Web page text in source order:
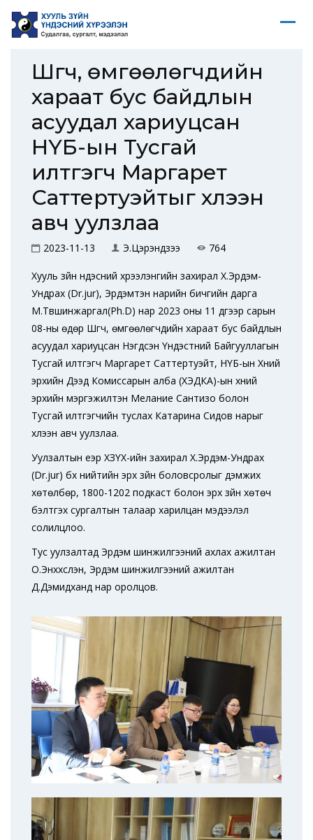
Шүүгч, өмгөөлөгчдийн
хараат бус байдлын
асуудал хариуцсан
НҮБ-ын Тусгай
илтгэгч Маргарет
Саттертуэйтыг хүлээн
авч уулзлаа
2023-11-13 Э.Цэрэндүзээ 764
Хууль зүйн үндэсний хүрээлэнгийн захирал Х.Эрдэм-
Ундрах (Dr.jur), Эрдэмтэн нарийн бичгийн дарга
М.Түвшинжаргал(Ph.D) нар 2023 оны 11 дүгээр сарын
08-ны өдөр Шүүгч, өмгөөлөгчдийн хараат бус байдлын
асуудал хариуцсан Нэгдсэн Үндэстний Байгууллагын
Тусгай илтгэгч Маргарет Саттертуэйт, НҮБ-ын Хүний
эрхийн Дээд Комиссарын алба (ХЭДКА)-ын хүний
эрхийн мэргэжилтэн Мелание Сантизо болон
Тусгай илтгэгчийн туслах Катарина Сидов нарыг
хүлээн авч уулзлаа.
Уулзалтын үеэр ХЗҮХ-ийн захирал Х.Эрдэм-Ундрах
(Dr.jur) бүх нийтийн эрх зүйн боловсролыг дэмжих
хөтөлбөр, 1800-1202 подкаст болон эрх зүйн хөтөч
бэлтгэх сургалтын талаар харилцан мэдээлэл
солилцлоо.
Тус уулзалтад Эрдэм шинжилгээний ахлах ажилтан
О.Энххүслэн, Эрдэм шинжилгээний ажилтан
Д.Дэмидханд нар оролцов.